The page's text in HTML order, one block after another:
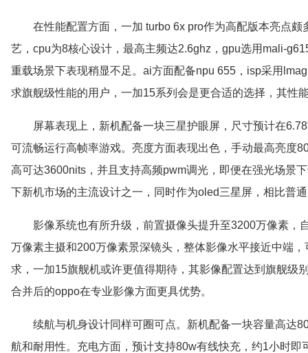
在性能配置方面，一加 turbo 6x pro作为高配版本亮点
艺，cpu为8核心设计，最高主频达2.6ghz，gpu选用mali-
重载场景下表现稍显不足。ai方面配备npu 655，isp采用
求旗舰级性能的用户，一加15系列会是更合适的选择，其性
屏幕表现上，新机配备一块三星护眼屏，尺寸预计在
可流畅运行高帧率游戏。亮度方面表现出色，手动最高亮度
高可达3600nits，并且支持高频pwm调光，即便在强光场景
下新机市场的主流设计之一，同时作为oled三星屏，相比普
影像系统也有所升级，前置摄像头提升至3200万像素，
万像素主摄和200万像素景深镜头，整体影像水平接近中端
求，一加15旗舰机或许更值得期待，其影像配置达到旗舰级
合并后的oppo在专业影像方面更具优势。
续航与机身设计同样可圈可点。新机配备一块容量高达
航和耐用性。充电方面，预计支持80w有线快充，约1小时